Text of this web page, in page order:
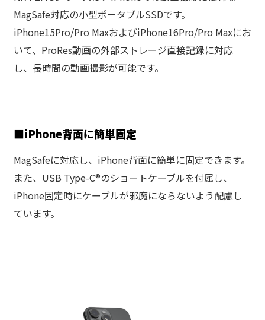
MagSafe対応の小型ポータブルSSDです。
iPhone15Pro/Pro MaxおよびiPhone16Pro/Pro Maxにお
いて、ProRes動画の外部ストレージ直接記録に対応
し、長時間の動画撮影が可能です。
■iPhone背面に簡単固定
MagSafeに対応し、iPhone背面に簡単に固定できます。
また、USB Type-C®のショートケーブルを付属し、
iPhone固定時にケーブルが邪魔にならないよう配慮し
ています。